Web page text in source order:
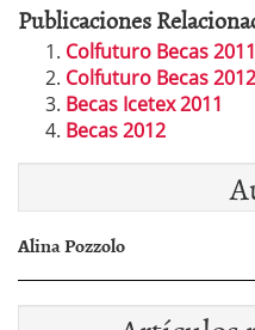
Publicaciones
Colfuturo Becas 2011
Colfuturo Becas 2012
Becas Icetex 2011
Becas 2012
Alina Pozzolo